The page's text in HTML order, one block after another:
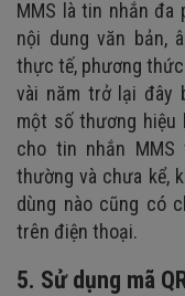
MMS là tin nhắn đa
nội dung văn bản,
thực tế, phương
vài năm trở lại đây
một số thương hiệu
cho tin nhắn
thường và chưa kể,
dùng nào cũng có
trên điện thoại.
5. Sử dụng mã